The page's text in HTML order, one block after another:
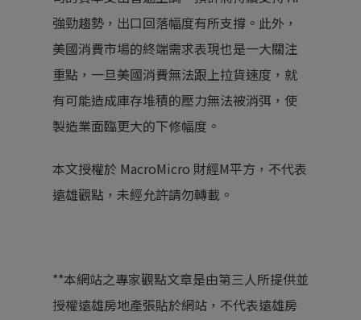
強勁趨勢，出口回落幅度有所支撐。此外，
美國消費市場的終端需求表現也是一大關注
重點，一旦美國消費無法跟上拉貨速度，就
有可能造成庫存堆積的壓力無法被消弭，使
製造業面臨更大的下修幅度。
本文授權於 MacroMicro 財經M平方，不代表
遠雄觀點，未經允許請勿轉載。
**本網站之專家觀點文章是由第三人所提供並
授權遠雄房地產張貼於網站，不代表遠雄房